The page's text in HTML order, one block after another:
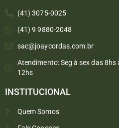
(41) 3075-0025
(41) 9 9880-2048
sac@joaycordas.com.br
Atendimento: Seg à sex das
12hs
INSTITUCIONAL
Quem Somos